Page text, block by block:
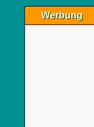
Werbung